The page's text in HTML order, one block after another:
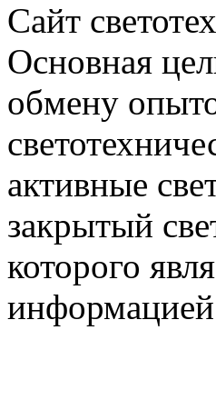
Сайт
Основная
обмену
активные
закрытый
которого